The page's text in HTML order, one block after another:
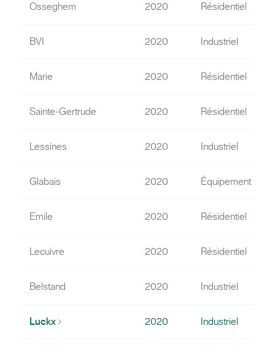
Osseghem 2020 Résidentiel
BVI 2020 Industriel
Marie 2020 Résidentiel
Sainte-Gertrude 2020 Résidentiel
Lessines 2020 Industriel
Glabais 2020 Équipement
Emile 2020 Résidentiel
Lecuivre 2020 Résidentiel
Belstand 2020 Industriel
Luckx 2020 Industriel